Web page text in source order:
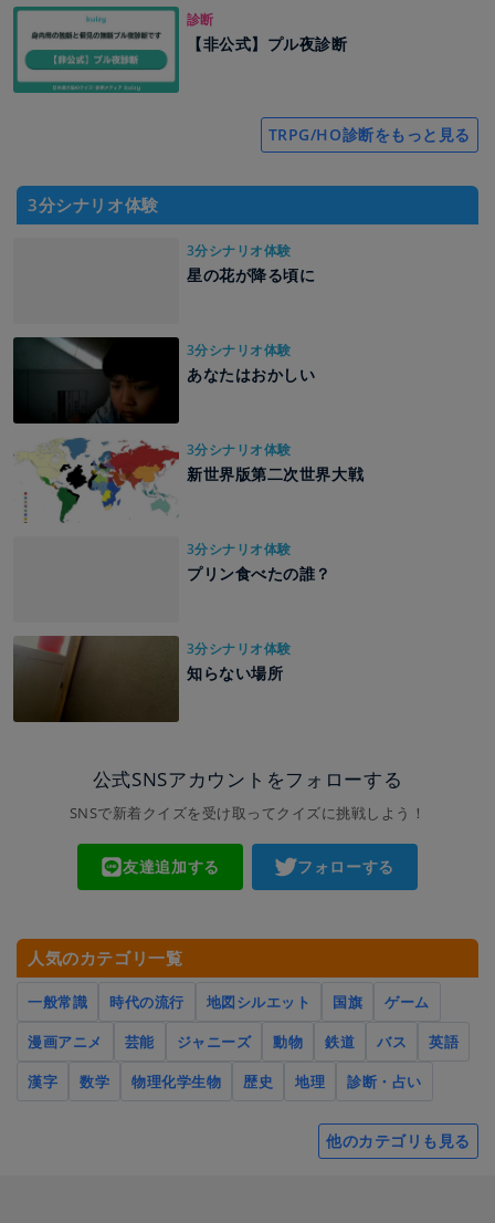
診断
【非公式】プル夜診断
TRPG/HO診断をもっと見る
3分シナリオ体験
3分シナリオ体験
星の花が降る頃に
3分シナリオ体験
あなたはおかしい
3分シナリオ体験
新世界版第二次世界大戦
3分シナリオ体験
プリン食べたの誰？
3分シナリオ体験
知らない場所
公式SNSアカウントをフォローする
SNSで新着クイズを受け取ってクイズに挑戦しよう！
友達追加する フォローする
人気のカテゴリ一覧
一般常識 時代の流行 地図シルエット 国旗
ゲーム
漫画アニメ
芸能 ジャニーズ 動物 鉄道 バス
英語
漢字
数学 物理化学生物 歴史 地理 診断・占い
他のカテゴリも見る